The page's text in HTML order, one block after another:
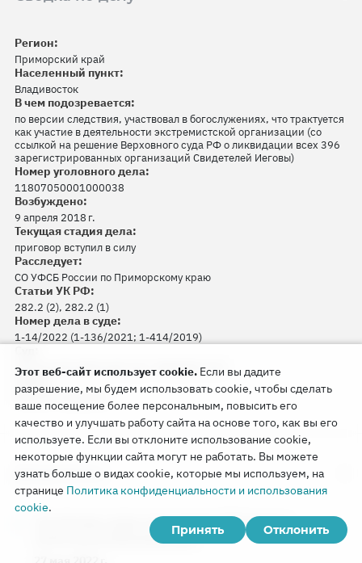
Регион:
Приморский край
Населенный пункт:
Владивосток
В чем подозревается:
по версии следствия, участвовал в богослужениях, что трактуется
как участие в деятельности экстремистской организации (со
ссылкой на решение Верховного суда РФ о ликвидации всех 396
зарегистрированных организаций Свидетелей Иеговы)
Номер уголовного дела:
11807050001000038
Возбуждено:
9 апреля 2018 г.
Текущая стадия дела:
приговор вступил в силу
Расследует:
СО УФСБ России по Приморскому краю
Статьи УК РФ:
282.2 (2), 282.2 (1)
Номер дела в суде:
1-14/2022 (1-136/2021; 1-414/2019)
Ленинский районный суд г. Владивостока
Судья:
Максим Ануфриев
Документы
Последнее слово подсудимого Валентина
Осадчука во Владивостоке
Этот веб-сайт использует cookie. Если вы дадите
разрешение, мы будем использовать cookie, чтобы сделать
ваше посещение более персональным, повысить его
качество и улучшать работу сайта на основе того, как вы его
используете. Если вы отклоните использование cookie,
некоторые функции сайта могут не работать. Вы можете
узнать больше о видах cookie, которые мы используем, на
странице Политика конфиденциальности и использования
cookie.
Принять
Отклонить